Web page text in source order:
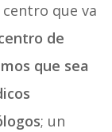
centro que va
de
que sea
; un